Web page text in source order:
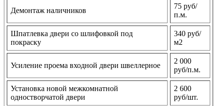
Демонтаж наличников
75 руб/
п.м.
Шпатлевка двери со шлифовкой под
покраску
340 руб/
м2
Усиление проема входной двери швеллерное
2 000
руб/п.м.
Установка новой межкомнатной
одностворчатой двери
2 600
руб/шт.